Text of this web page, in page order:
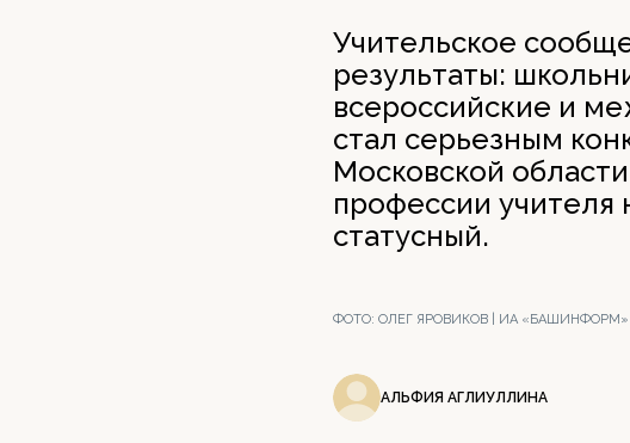
Учительское
результаты:
всероссийские и
стал серьезным
Московской
профессии
статусный.
ФОТО: ОЛЕГ ЯРОВИКОВ | ИА «БАШИНФОРМ»
АЛЬФИЯ АГЛИУЛЛИНА